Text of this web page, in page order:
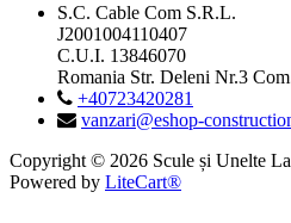
S.C. Cable Com S.R.L.
J2001004110407
C.U.I. 13846070
Romania Str. Deleni Nr.3
+40723420281
vanzari@eshop-
Copyright © 2026 Scule și Unelte
Powered by LiteCart®